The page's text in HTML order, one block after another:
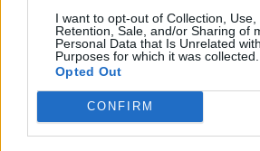
I want to opt-out of Collection, Use,
Retention, Sale, and/or Sharing of
Personal Data that Is Unrelated
Purposes for which it was collected.
Opted Out
CONFIRM
Akkumulátor
2027-es szilárdtest-
áttörésre
autó
Hivatalos papírokban
Smart #2 – kiderült
végsebesség is